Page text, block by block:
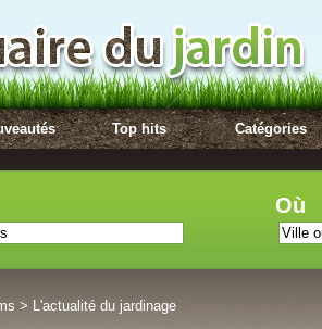
Top hits Catégories
Où
> L'actualité du jardinage